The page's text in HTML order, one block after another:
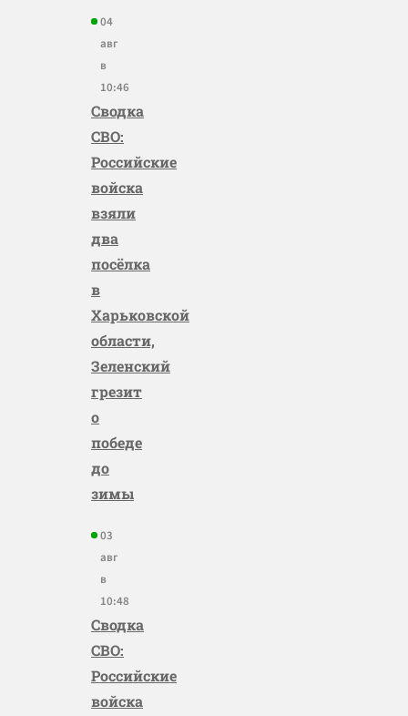
04
авг
в
10:46
Сводка
СВО:
Российские
войска
взяли
два
посёлка
в
Харьковской
области,
Зеленский
грезит
о
победе
до
зимы
03
авг
в
10:48
Сводка
СВО:
Российские
войска